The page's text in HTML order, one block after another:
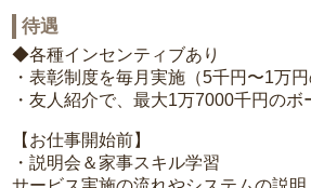
待遇
◆各種インセンティブあり
・表彰制度を毎月実施（5千円〜1万円
・友人紹介で、最大1万7000千円のボ
【お仕事開始前】
・説明会＆家事スキル学習